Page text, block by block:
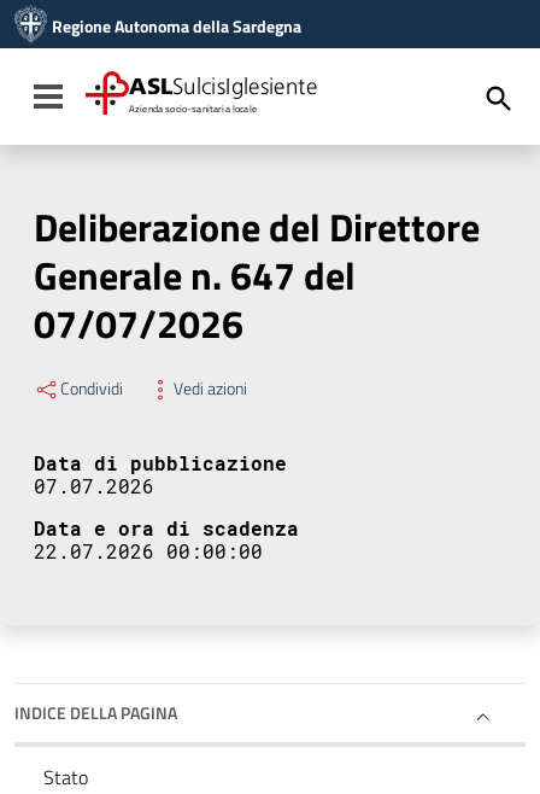
Vai al menu di navigazione
Vai al footer
Regione Autonoma della Sardegna
Toggle navigation
ASLSulcisIglesiente
Azienda socio-sanitaria locale
Deliberazione del Direttore
Generale n. 647 del
07/07/2026
Condividi Vedi azioni
Data di pubblicazione
07.07.2026
Data e ora di scadenza
22.07.2026 00:00:00
INDICE DELLA PAGINA
Stato